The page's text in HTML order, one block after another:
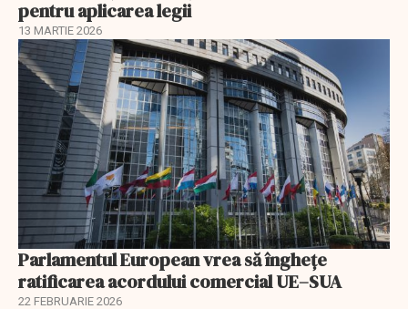
pentru aplicarea legii
13 MARTIE 2026
Parlamentul European vrea să înghețe
ratificarea acordului comercial UE–SUA
22 FEBRUARIE 2026